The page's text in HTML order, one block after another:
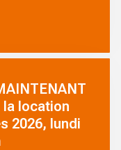
la location
2026, lundi